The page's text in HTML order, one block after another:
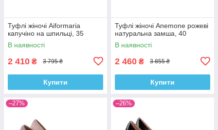
Туфлі жіночі Aiformaria
капучіно на шпильці, 35
В наявності
2 410 ₴ 3 795 ₴
Купити
Туфлі жіночі Anemone рожеві
натуральна замша, 40
В наявності
2 460 ₴ 3 855 ₴
Купити
–27% –26%